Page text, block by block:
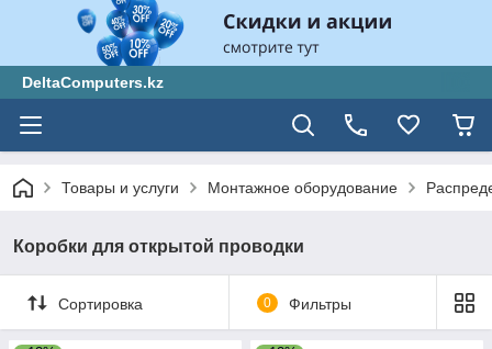
DeltaComputers.kz
Товары и услуги Монтажное оборудование
Коробки для открытой проводки
Сортировка 0 Фильтры